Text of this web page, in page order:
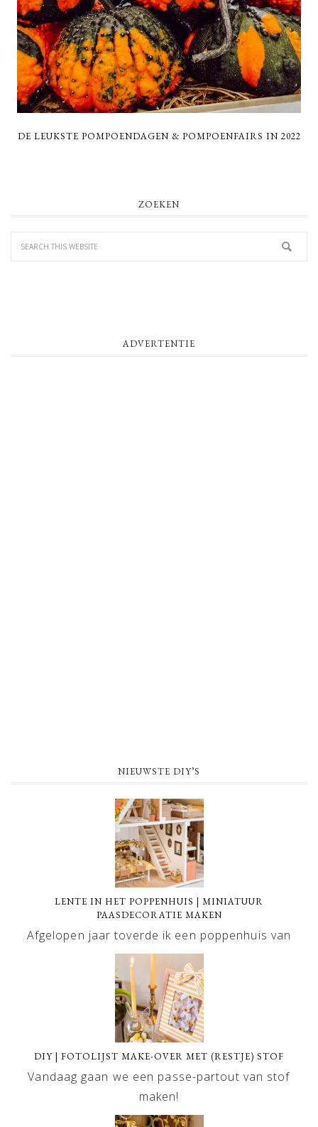
DE LEUKSTE POMPOENDAGEN & POMPOENFAIRS IN 2022
ZOEKEN
ADVERTENTIE
NIEUWSTE DIY’S
LENTE IN HET POPPENHUIS | MINIATUUR
PAASDECORATIE MAKEN
Afgelopen jaar toverde ik een poppenhuis van
DIY | FOTOLIJST MAKE-OVER MET (RESTJE) STOF
Vandaag gaan we een passe-partout van stof
maken!